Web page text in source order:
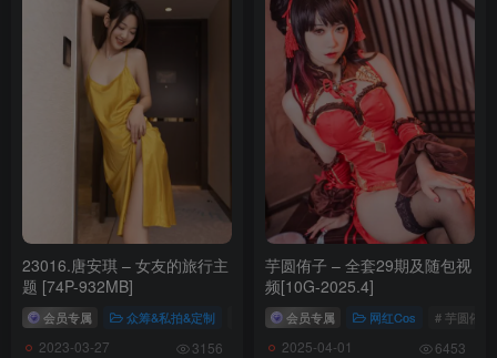
23016.唐安琪 – 女友的旅行主
题 [74P-932MB]
会员专属 众筹&私拍&定制 # 唐安琪 # 唐安琪私拍 # 唐安琪内购
2023-03-27 3156
芋圆侑子 – 全套29期及随包视
频[10G-2025.4]
会员专属 网红Cos # 芋圆侑子
2025-04-01 6453